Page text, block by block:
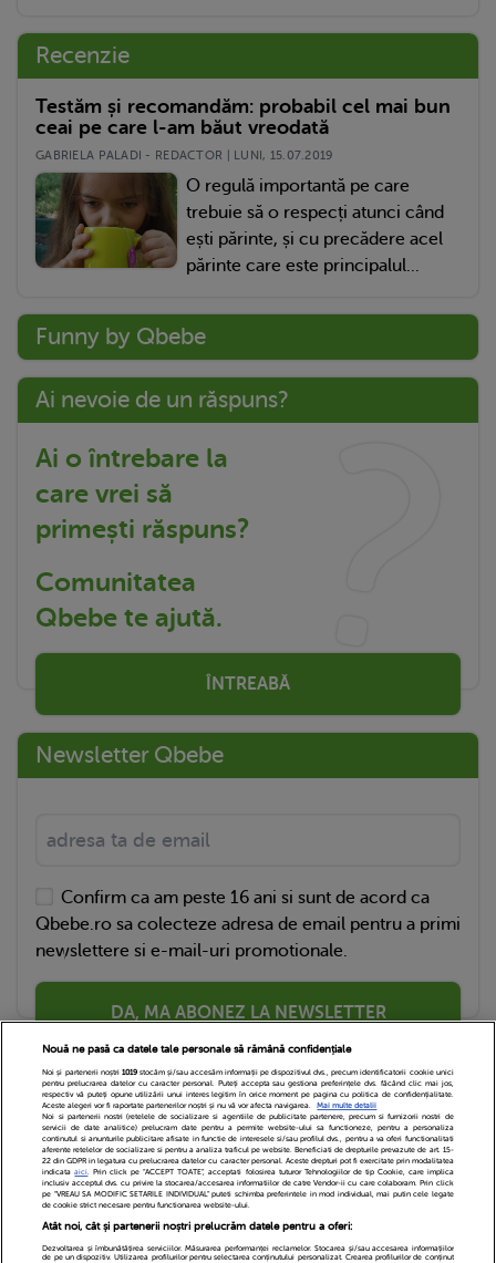
Recenzie
Testăm și recomandăm: probabil cel mai bun
ceai pe care l-am băut vreodată
GABRIELA PALADI - REDACTOR | LUNI, 15.07.2019
O regulă importantă pe care
trebuie să o respecți atunci când
ești părinte, și cu precădere acel
părinte care este principalul...
Funny by Qbebe
Ai nevoie de un răspuns?
Ai o întrebare la
care vrei să
primești răspuns?
Comunitatea
Qbebe te ajută.
ÎNTREABĂ
Newsletter Qbebe
Confirm ca am peste 16 ani si sunt de acord ca
Qbebe.ro sa colecteze adresa de email pentru a primi
newslettere si e-mail-uri promotionale.
DA, MA ABONEZ LA NEWSLETTER
Echipa Editoriala Newsletter
Contact
Cariere
Cookies
Politica de confidentialitate
Nouă ne pasă ca datele tale personale să rămână confidențiale
Noi și partenerii noștri 1019stocăm și/sau accesăm informații pe dispozitivul dvs., precum identificatorii cookie unici
pentru prelucrarea datelor cu caracter personal. Puteți accepta sau gestiona preferințele dvs. făcând clic mai jos,
respectiv vă puteți opune utilizării unui interes legitim în orice moment pe pagina cu politica de confidențialitate.
Aceste alegeri vor fi raportate partenerilor noștri și nu vă vor afecta navigarea.
Mai multe detalii
Noi si partenerii nostri (retelele de socializare si agentiile de publicitate partenere, precum si furnizorii nostri de
servicii de date analitice) prelucram date pentru a permite website-ului sa functioneze, pentru a personaliza
continutul si anunturile publicitare afisate in functie de interesele si/sau profilul dvs., pentru a va oferi functionalitati
aferente retelelor de socializare si pentru a analiza traficul pe website. Beneficiati de drepturile prevazute de art. 15-
22 din GDPR in legatura cu prelucrarea datelor cu caracter personal. Aceste drepturi pot fi exercitate prin modalitatea
indicataaici. Prin click pe “ACCEPT TOATE”, acceptati folosirea tuturor Tehnologiilor de tip Cookie, care implica
inclusiv acceptul dvs. cu privire la stocarea/accesarea informatiilor de catre Vendor-ii cu care colaboram. Prin click
pe “VREAU SA MODIFIC SETARILE INDIVIDUAL” puteti schimba preferintele in mod individual, mai putin cele legate
de cookie strict necesare pentru functionarea website-ului.
Atât noi, cât și partenerii noștri prelucrăm datele pentru a oferi:
Dezvoltarea și îmbunătățirea serviciilor. Măsurarea performanței reclamelor. Stocarea și/sau accesarea informațiilor
de pe un dispozitiv. Utilizarea profilurilor pentru selectarea conținutului personalizat. Crearea profilurilor de conținut